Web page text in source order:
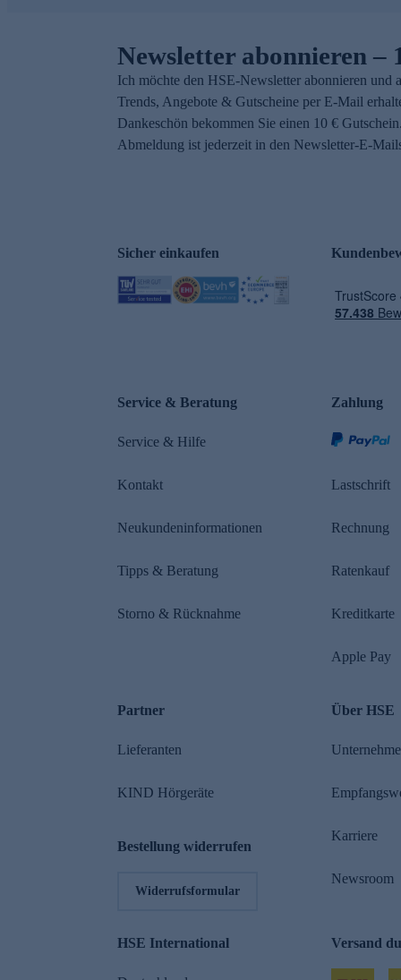
Newsletter abonnieren –
Ich möchte den HSE-Newsletter abonnieren und
Trends, Angebote & Gutscheine per E-Mail
Dankeschön bekommen Sie einen 10 €
Abmeldung ist jederzeit in den Newsletter-E-
Sicher einkaufen
Service & Beratung
Service & Hilfe
Kontakt
Neukundeninformationen
Tipps & Beratung
Storno & Rücknahme
Zahlung
Lastschrift
Rechnung
Ratenkauf
Kreditkarte
Apple Pay
Partner
Lieferanten
KIND Hörgeräte
Bestellung widerrufen
Widerrufsformular
Über HSE
Karriere
Newsroom
HSE International Versand